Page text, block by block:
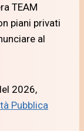
TEAM
piani privati
al
2026,
Pubblica